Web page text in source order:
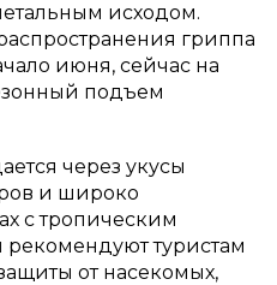
исходом.
гриппа
июня, сейчас на
подъем
через укусы
и широко
с тропическим
туристам
от насекомых,